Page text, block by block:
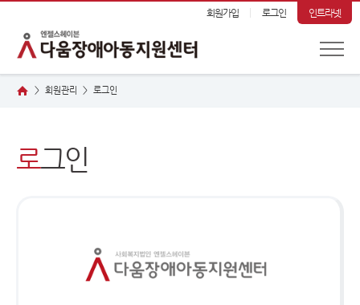
회원가입 로그인 인트라넷
> 회원관리 > 로그인
로그인